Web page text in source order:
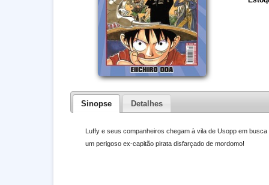
Sinopse Detalhes
Luffy e seus companheiros chegam à vila de Usopp em
um perigoso ex-capitão pirata disfarçado de mordomo!